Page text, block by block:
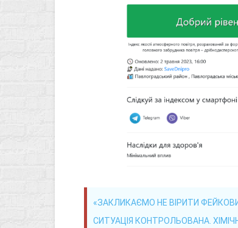
«ЗАКЛИКАЄМО НЕ ВІРИТИ
СИТУАЦІЯ КОНТРОЛЬОВАНА.